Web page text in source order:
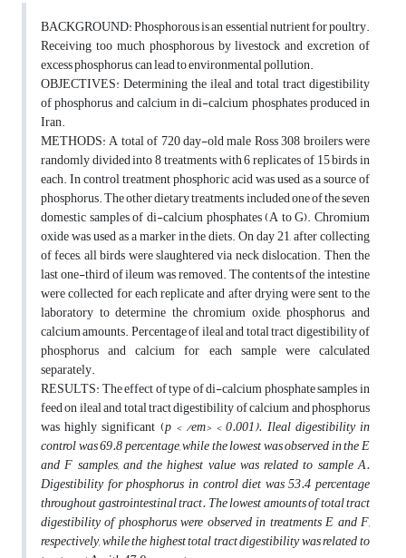
BACKGROUND: Phosphorous is an essential nutrient for poultry.
Receiving too much phosphorous by livestock and excretion of
excess phosphorus, can lead to environmental pollution.
OBJECTIVES: Determining the ileal and total tract digestibility
of phosphorus and calcium in di-calcium phosphates produced in
Iran.
METHODS: A total of 720 day-old male Ross 308 broilers were
randomly divided into 8 treatments with 6 replicates of 15 birds in
each. In control treatment phosphoric acid was used as a source of
phosphorus. The other dietary treatments included one of the seven
domestic samples of di-calcium phosphates (A to G). Chromium
oxide was used as a marker in the diets. On day 21, after collecting
of feces, all birds were slaughtered via neck dislocation. Then, the
last one-third of ileum was removed. The contents of the intestine
were collected for each replicate and after drying were sent to the
laboratory to determine the chromium oxide, phosphorus, and
calcium amounts. Percentage of ileal and total tract digestibility of
phosphorus and calcium for each sample were calculated
separately.
RESULTS: The effect of type of di-calcium phosphate samples in
feed on ileal and total tract digestibility of calcium and phosphorus
was highly significant (p < /em> < 0.001). Ileal digestibility in
control was 69.8 percentage, while the lowest was observed in the E
and F samples, and the highest value was related to sample A.
Digestibility for phosphorus in control diet was 53.4 percentage
throughout gastrointestinal tract. The lowest amounts of total tract
digestibility of phosphorus were observed in treatments E and F,
respectively, while the highest total tract digestibility was related to